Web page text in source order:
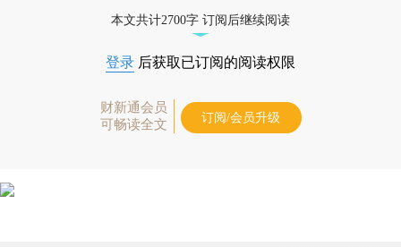
本文共计2700字 订阅后继续阅读
登录 后获取已订阅的阅读权限
财新通会员
可畅读全文
订阅/会员升级